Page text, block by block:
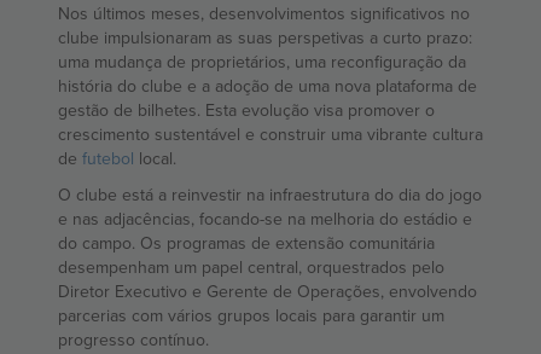
Nos últimos meses, desenvolvimentos significativos no
clube impulsionaram as suas perspetivas a curto prazo:
uma mudança de proprietários, uma reconfiguração da
história do clube e a adoção de uma nova plataforma de
gestão de bilhetes. Esta evolução visa promover o
crescimento sustentável e construir uma vibrante cultura
de futebol local.
O clube está a reinvestir na infraestrutura do dia do jogo
e nas adjacências, focando-se na melhoria do estádio e
do campo. Os programas de extensão comunitária
desempenham um papel central, orquestrados pelo
Diretor Executivo e Gerente de Operações, envolvendo
parcerias com vários grupos locais para garantir um
progresso contínuo.